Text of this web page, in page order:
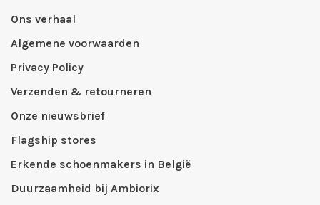
Ons verhaal
Algemene voorwaarden
Privacy Policy
Verzenden & retourneren
Onze nieuwsbrief
Flagship stores
Erkende schoenmakers in België
Duurzaamheid bij Ambiorix